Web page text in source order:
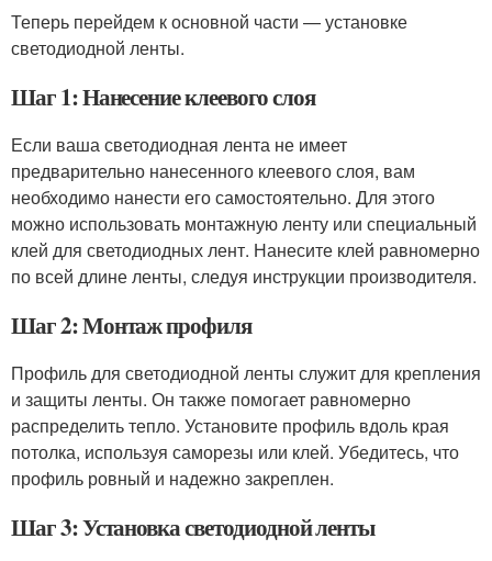
Теперь перейдем к основной части — установке
светодиодной ленты.
Шаг 1: Нанесение клеевого слоя
Если ваша светодиодная лента не имеет
предварительно нанесенного клеевого слоя, вам
необходимо нанести его самостоятельно. Для этого
можно использовать монтажную ленту или специальный
клей для светодиодных лент. Нанесите клей равномерно
по всей длине ленты, следуя инструкции производителя.
Шаг 2: Монтаж профиля
Профиль для светодиодной ленты служит для крепления
и защиты ленты. Он также помогает равномерно
распределить тепло. Установите профиль вдоль края
потолка, используя саморезы или клей. Убедитесь, что
профиль ровный и надежно закреплен.
Шаг 3: Установка светодиодной ленты